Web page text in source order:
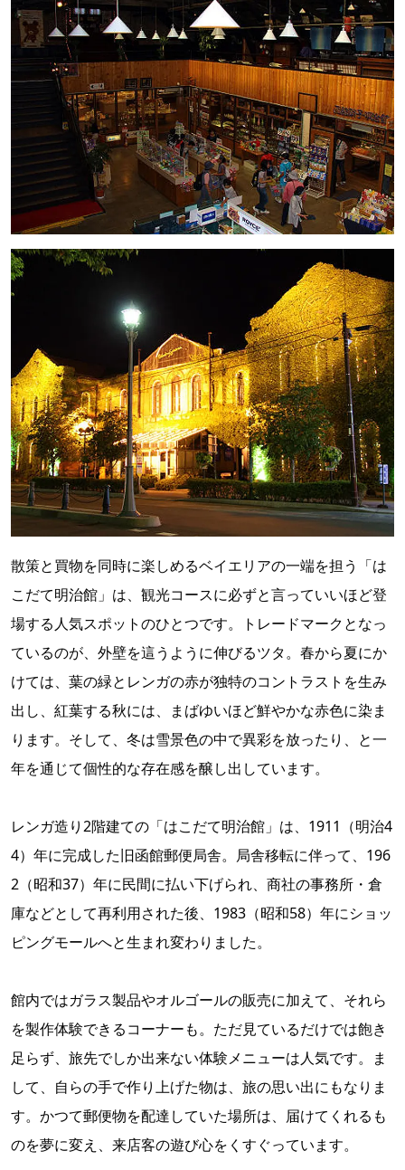
散策と買物を同時に楽しめるベイエリアの一端を担う「は
こだて明治館」は、観光コースに必ずと言っていいほど登
場する人気スポットのひとつです。トレードマークとなっ
ているのが、外壁を這うように伸びるツタ。春から夏にか
けては、葉の緑とレンガの赤が独特のコントラストを生み
出し、紅葉する秋には、まばゆいほど鮮やかな赤色に染ま
ります。そして、冬は雪景色の中で異彩を放ったり、と一
年を通じて個性的な存在感を醸し出しています。
レンガ造り2階建ての「はこだて明治館」は、1911（明治4
4）年に完成した旧函館郵便局舎。局舎移転に伴って、196
2（昭和37）年に民間に払い下げられ、商社の事務所・倉
庫などとして再利用された後、1983（昭和58）年にショッ
ピングモールへと生まれ変わりました。
館内ではガラス製品やオルゴールの販売に加えて、それら
を製作体験できるコーナーも。ただ見ているだけでは飽き
足らず、旅先でしか出来ない体験メニューは人気です。ま
して、自らの手で作り上げた物は、旅の思い出にもなりま
す。かつて郵便物を配達していた場所は、届けてくれるも
のを夢に変え、来店客の遊び心をくすぐっています。